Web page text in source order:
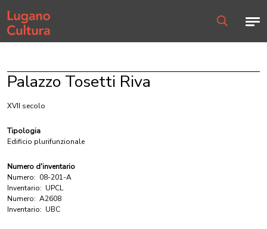
Home page
Palazzo Tosetti Riva
XVII secolo
Tipologia
Edificio plurifunzionale
Numero d'inventario
Numero: 08-201-A
Inventario: UPCL
Numero: A2608
Inventario: UBC